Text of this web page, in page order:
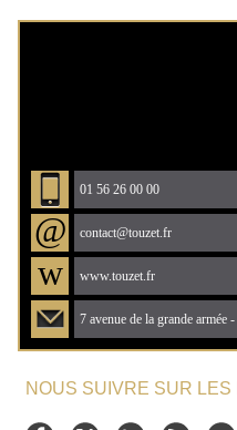
01 56 26 00 00
@ contact@touzet.fr
w www.touzet.fr
7 avenue de la grande armée
NOUS SUIVRE SUR LES